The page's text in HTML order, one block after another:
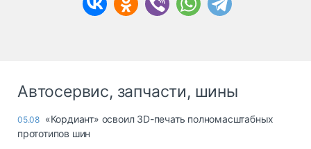
Автосервис, запчасти, шины
05.08 «Кордиант» освоил 3D-печать полномасштабных
прототипов шин